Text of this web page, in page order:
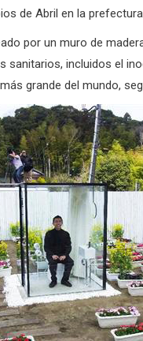
de Abril en la
por un muro de
incluidos el
grande del mundo,